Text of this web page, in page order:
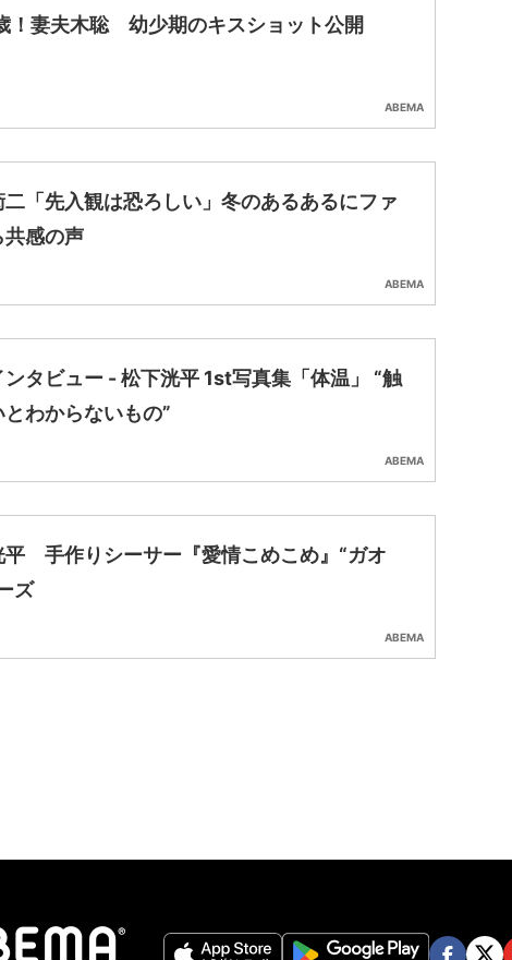
！妻夫木聡 幼少期のキスショット公開
ABEMA
二「先入観は恐ろしい」冬のあるあるにファ
共感の声
ABEMA
ンタビュー - 松下洸平 1st写真集「体温」 “触
わからないもの”
ABEMA
平 手作りシーサー『愛情こめこめ』“ガオ
ズ
ABEMA